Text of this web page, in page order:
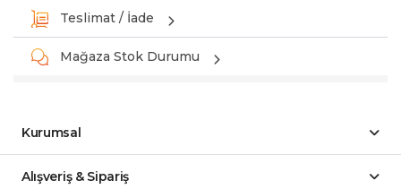
Teslimat / İade
Mağaza Stok Durumu
Kurumsal
Alışveriş & Sipariş